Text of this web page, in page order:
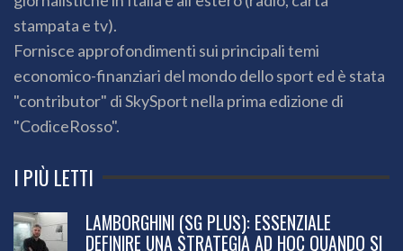
stampata e tv).
Fornisce approfondimenti sui principali temi
economico-finanziari del mondo dello sport ed è stata
"contributor" di SkySport nella prima edizione di
"CodiceRosso".
I PIÙ LETTI
LAMBORGHINI (SG PLUS): ESSENZIALE
DEFINIRE UNA STRATEGIA AD HOC QUANDO SI